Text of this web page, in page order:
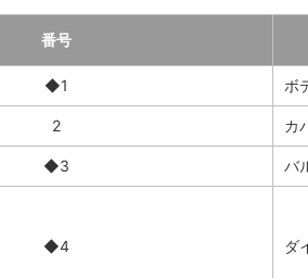
番号
◆1 ボ
2 カ
◆3 バ
◆4 ダ